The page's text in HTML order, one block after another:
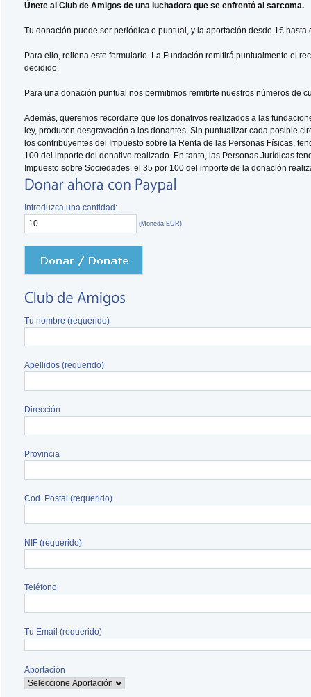
Únete al Club de Amigos de una luchadora que se enfrentó al sarcoma.
Tu donación puede ser periódica o puntual, y la aportación desde 1€ hasta
Para ello, rellena este formulario. La Fundación remitirá puntualmente el
decidido.
Para una donación puntual nos permitimos remitirte nuestros números de
Además, queremos recordarte que los donativos realizados a las
ley, producen desgravación a los donantes. Sin puntualizar cada posible
los contribuyentes del Impuesto sobre la Renta de las Personas Físicas,
100 del importe del donativo realizado. En tanto, las Personas Jurídicas
Impuesto sobre Sociedades, el 35 por 100 del importe de la donación
Introduzca una cantidad:
(Moneda:EUR)
Tu nombre (requerido)
Apellidos (requerido)
Dirección
Provincia
Cod. Postal (requerido)
NIF (requerido)
Teléfono
Tu Email (requerido)
Aportación